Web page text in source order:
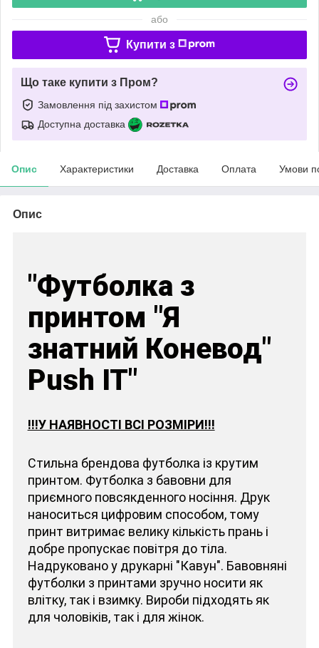
або
Купити з
Що таке купити з Пром?
Замовлення під захистом
Доступна доставка
Опис Характеристики Доставка Оплата Умови
Опис
"Футболка з
принтом "Я
знатний Коневод"
Push IT"
!!!У НАЯВНОСТІ ВСІ РОЗМІРИ!!!
Стильна брендова футболка із крутим
принтом. Футболка з бавовни для
приємного повсякденного носіння. Друк
наноситься цифровим способом, тому
принт витримає велику кількість прань і
добре пропускає повітря до тіла.
Надруковано у друкарні "Кавун". Бавовняні
футболки з принтами зручно носити як
влітку, так і взимку. Вироби підходять як
для чоловіків, так і для жінок.